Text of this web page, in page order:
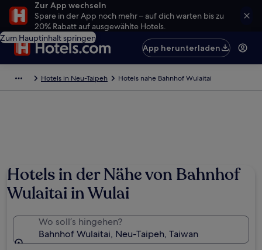
Zur App wechseln
Spare in der App noch mehr – auf dich warten bis zu
20% Rabatt auf ausgewählte Hotels.
Zum Hauptinhalt springen
App herunterladen
Hotels in Neu-Taipeh Hotels nahe Bahnhof Wulaitai
Hotels in der Nähe von Bahnhof
Wulaitai in Wulai
Wo soll’s hingehen?
Bahnhof Wulaitai, Neu-Taipeh, Taiwan